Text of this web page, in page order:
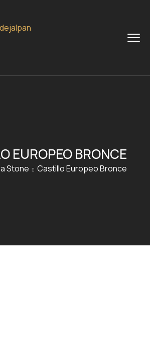
EUROPEO BRONCE
Stone Castillo Europeo Bronce